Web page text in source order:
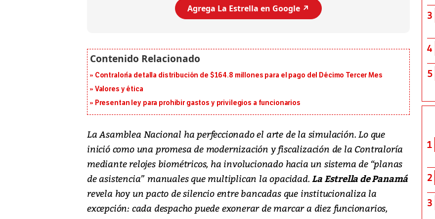
Agrega La Estrella en Google ↗️
Contraloría detalla distribución de $164.8 millones para el pago del Décimo Tercer Mes
Valores y ética
Presentan ley para prohibir gastos y privilegios a funcionarios
La Asamblea Nacional ha perfeccionado el arte de la simulación. Lo que
inició como una promesa de modernización y fiscalización de la Contraloría
mediante relojes biométricos, ha involucionado hacia un sistema de “planas
de asistencia” manuales que multiplican la opacidad.La Estrella de Panamá
revela hoy un pacto de silencio entre bancadas que institucionaliza la
excepción: cada despacho puede exonerar de marcar a diez funcionarios,
3
4
5
1
2
3